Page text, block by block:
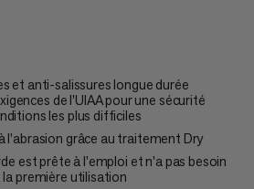
et anti-salissures longue durée
de l’UIAA pour une sécurité
les plus difficiles
l’abrasion grâce au traitement Dry
est prête à l'emploi et n'a pas besoin
première utilisation